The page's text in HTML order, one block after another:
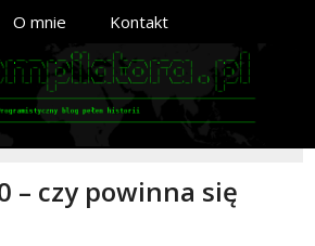
O mnie Kontakt
– czy powinna się